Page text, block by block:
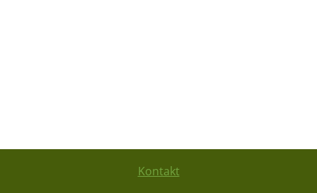
Kontakt